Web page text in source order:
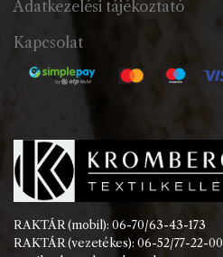
Adatkezelési tájékoztató
Kapcsolat
RAKTÁR (mobil): 06-70/63-43-173
RAKTÁR (vezetékes): 06-52/77-22-00